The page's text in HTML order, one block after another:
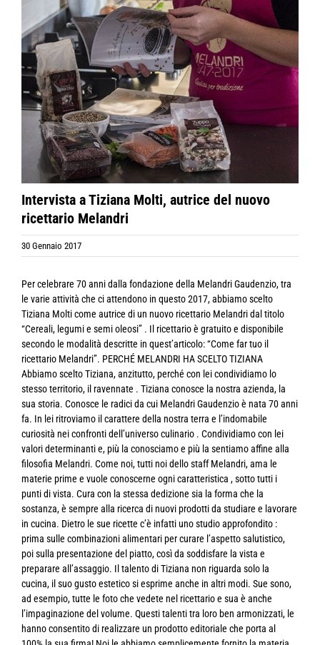
Intervista a Tiziana Molti, autrice del nuovo
ricettario Melandri
30 Gennaio 2017
Per celebrare 70 anni dalla fondazione della Melandri Gaudenzio, tra le varie attività che ci attendono in questo 2017, abbiamo scelto Tiziana Molti come autrice di un nuovo ricettario Melandri dal titolo “Cereali, legumi e semi oleosi” . Il ricettario è gratuito e disponibile secondo le modalità descritte in quest’articolo: “Come far tuo il ricettario Melandri”. PERCHÉ MELANDRI HA SCELTO TIZIANA Abbiamo scelto Tiziana, anzitutto, perché con lei condividiamo lo stesso territorio, il ravennate . Tiziana conosce la nostra azienda, la sua storia. Conosce le radici da cui Melandri Gaudenzio è nata 70 anni fa. In lei ritroviamo il carattere della nostra terra e l’indomabile curiosità nei confronti dell’universo culinario . Condividiamo con lei valori determinanti e, più la conosciamo e più la sentiamo affine alla filosofia Melandri. Come noi, tutti noi dello staff Melandri, ama le materie prime e vuole conoscerne ogni caratteristica , sotto tutti i punti di vista. Cura con la stessa dedizione sia la forma che la sostanza, è sempre alla ricerca di nuovi prodotti da studiare e lavorare in cucina. Dietro le sue ricette c’è infatti uno studio approfondito : prima sulle combinazioni alimentari per curare l’aspetto salutistico, poi sulla presentazione del piatto, così da soddisfare la vista e preparare all’assaggio. Il talento di Tiziana non riguarda solo la cucina, il suo gusto estetico si esprime anche in altri modi. Sue sono, ad esempio, tutte le foto che vedete nel ricettario e sua è anche l’impaginazione del volume. Questi talenti tra loro ben armonizzati, le hanno consentito di realizzare un prodotto editoriale che porta al 100% la sua firma! Noi le abbiamo semplicemente fornito la materia prima, oltre cinquanta prodotti Melandri, da interpretare in piena libertà , fiduciosi della sua sensibilità, delle parole condivise passeggiando in fabbrica e in azienda. Il risultato ci ha soddisfatti moltissimo, ci ritroviamo completamente e per questo le saremo sempre grati per il prezioso ricettario che ha realizzato per i nostri primi 70 anni! L’INTERVISTA CONOSCIAMO MEGLIO TIZIANA MOLTI 1. Ciao Tiziana, grazie ancora per questo prezioso regalo! Tra qualche domanda, se ti va, approfondiremo cosa ha significato per te realizzare il ricettario che celebra i nostri (primi) 70 anni! Ma prima vogliamo permettere a chi ci legge di conoscerti meglio, perché sei una persona davvero incredibile. Partiamo dal blog, sei autrice di L’Ombelico di Venere . Ti va di raccontarci come e quando è nato il progetto? Innanzitutto grazie a voi di questa splendida occasione, un vero onore per me. Il mio blog è molto giovane, nasce esattamente 5 anni fa dopo un lungo periodo di ripensamenti soprattutto sul nome che per me era importante richiamasse il luogo in cui vivo ed a cui sono molto legata . Mi è sempre piaciuto cucinare e condividere ciò che faccio, i piccoli consigli e le curiosità, sperimentare e imparare anche dalle altre blogger, per questo mi sono decisa. 2. Sappiamo che collabori con due progetti, Agrodolce e Taste&More, di cosa ti occupi precisamente. Si esatto, per Agrodolce realizzo e fotografo ricette su loro richiesta, un lavoro interessante perché mi dà spesso l’occasione di approfondire le preparazioni e la storia di molte ricette della nostra tradizione gastronomica. In Taste&More c’è il mio cuore, potrei definire questo magazine come una grande famiglia fatta di splendide persone. Io mi occupo in parte dell’organizzazione del lavoro, della gestione e definizione dei temi assieme alle mie colleghe di redazione ed in particolare di tutta la progettazione grafica , oltre naturalmente alla realizzazione di alcune ricette , un lavoro impegnativo che però dona grandi soddisfazioni. 3. In te convivono competenze di comunicazione visiva (foto e grafica) e di gastronomia. Siamo curiosi di sapere quando entrambe le passioni hanno iniziato a nascere dentro di te e come hai iniziato a coltivarle. Oggi riesci a combinarle tra loro, per un risultato, fattelo dire, davvero “squisito”! Come hai fatto? Ho iniziato dalla cucina credendo che l’unica cosa importante fosse la ricetta che rimane si fondamentale, ma lo scopo di un blog di cucina è anche quello di far percepire i sapori ed i profumi attraverso la vista . Ho sempre amato fotografare ma la voglia di fare sempre meglio mi ha spinta a frequentare corsi, studiare ed osservare molto. Per me un blog deve invogliare a provare la ricetta grazie alle sensazioni che una foto può dare. 4. Qual è l’ingrediente che usi più frequentemente e cui non riesci a rinunciare? Da quando l’ho scoperto utilizzo moltissimo zenzero , fresco, candito e in polvere, nella mia dispensa non manca mai, è perfetto per nei dolci come nei piatti a base di pollo, con il riso, la pasta e nel tè caldo. Un altro ingrediente presente quasi sempre nel mio frigorifero è la ricotta che amo in modo particolare . 5. Quando vuoi dimostrare l’affetto a qualcuno attraverso la cucina, che piatto o che piatti prepari? Sicuramente un bel piatto di pasta fresca , in modo particolare amo cucinare la pasta ripiena come suggerisce il nome del mio blog. Farei un cappelletto con ripieno di ricotta e Raviggiolo condito con pomodorini confit e formaggio di fossa . Concluderei senza dubbio con un dolce al cucchiaio , una mousse, un semifreddo o una fetta di naked cake con crema al torrone e arance candite. 6. Hai inventato piatti di cui vai orgogliosa? Se non sono troppo segreti… ti va di elencarci gli ingredienti? Preserveremo la ricetta, per ora, non ti preoccupare! Negli ultimi anni abbiamo imparato a conoscere tantissimi nuovi ingredienti e nuovi abbinamenti grazie ai blog, ai portali che propongono ricette, i magazine ed alle numerose trasmissioni che parlano di food. Proprio per questo credo che oggi inventare un piatto che risulti convincente sia molto difficile almeno per me. Credo semplicemente di avere un buon palato e una buona sensibilità nell’abbinamento dei cibi, non amo estremizzare né banalizzare. Per me riuscire a creare un buon equilibrio tra gli ingredienti, mixare tradizione e innovazione , prendere spunto dalle ricette di altri paesi creando un buon piatto e donandogli a volte un’idea originale è già un ottimo risultato. 7. Esistono, nel tuo presente o nel tuo passato, chef e libri cui ti sei ispirata o che reputi fonti valide per approfondire determinati stili culinari o argomenti gastronomici? Posseggo tantissimi libri di cucina, amo variare e cambio spesso mentore, di chef eccellenti ce ne sono tanti e risulta difficile citarne qualcuno in particolare che mi abbia più degli altri ispirata. Se però penso ad una persona che mi ha veramente ispirata in cucina penso a mia mamma, lei mi ha trasmesso la passione per la cucina mentre da piccola la osservavo cucinare. 8. Hai mai sognato di aprire un punto di ristorazione tutto tuo? Inevitabile pensarci, ma credo servano competenze ben al di sopra delle mie. Però, se posso sognare mi vedrei bene in un posticino molto piccolo e dinamico che propone pochi piatti sempre nuovi e appena fatti , ma anche pasta fresca cruda, sughi da asporto, confetture, biscotti, una gastronomia creativa insomma. TIZIANA E IL RICETTARIO MELANDRI 9. Quando ti abbiamo proposto di realizzare il ricettario Melandri, cosa hai provato, cosa hai pensato? Cosa ti ha fatto decidere di accettare? Quando Roberta mi ha proposto di realizzare questo ricettario ho pensato “Sarò all’altezza?”. Perché come mio solito mi metto sempre in dubbio, ma sono anche molto incosciente e ho accettato pensando fosse una grandissima occasione da non buttare via, dal momento che sarebbe stata, a ragione, una grandissima esperienza. 10. Hai fatto un ottimo lavoro, puoi essere molto fiera di te! Quante ricette hai realizzato e, se ci sono, quante ne hai provate e poi scartate ai fini del ricettario? Per il ricettario ho preparato 51 ricette alle quali ho pensato per quasi due mesi tentando di immaginare sapori e abbinamenti, cercando di coprire festività, eventi, tipologie e tutte le stagioni. Quando le ho messe in pratica quindi non ho avuto particolari difficoltà, naturalmente ci sono stati aggiustamenti in corso d’opera, ho rifatto più volte e modificato o sostituito con altre circa 8 ricette. 11. Hai dedicato un anno a questo lavoro e l’impegno si vede tutto! Se ci sono stati momenti di criticità durante la realizzazione del ricettario, come sei riuscita a superarli? Un anno trascorso molto in fretta, impegnativo e molto intenso. Non ho trovato momenti di vera criticità perché il lavoro è stato ben pianificato all’inizio. Sicuramente ci sono stati momenti di stanchezza, ma vedere il ricettario piano piano prendere forma, l’approvazione, l’appoggio e l’entusiasmo di Roberta mi hanno dato tutte le energie per proseguire con fervore. 12. C’è un nostro prodotto, o più prodotti, che preferisci su tutti? Se sì, perché? Davvero difficile individuarne solo alcuni, in particolare sono amante dei cereali e dei semi oleosi , ma posso dire quali prodotti non conoscevo e mi hanno stupita. In modo particolare la cicerchia che trovo davvero molto gustosa e versatile , solitamente la vediamo nelle calde zuppe invernali io invece l’ho proposta fredda con una crema di spinaci, pomodorini secchi e pecorino ed era eccezionale. Poi ho amato i semi di canapa Melandri, che hanno un leggero sapore di frutta secca davvero molto piacevole, li ho utilizzati per delle barrette raw e sono risultati perfetti. 13. Hai arricchito il ricettario di curiosità e consigli in cucina, quali sono le tue fonti oltre la tua esperienza diretta? Mi piace spiegare e chiarire il perché di certe scelte culinarie e mi piace dare alternative a chi vuole provare una mia ricetta. Per i suggerimenti mi sono basata su quello che ho capito durante le realizzazioni e naturalmente sulla base di ricette già provate. Posseggo numerosi libri di ricette , anche tecnici , che indubbiamente negli anni mi hanno aiutata a carpire tecniche e giusti abbinamenti. Partendo da queste basi seg